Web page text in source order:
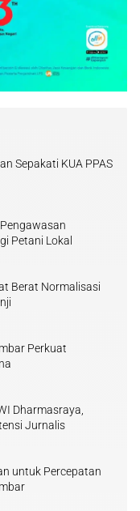
Sepakati KUA PPAS
Petani Lokal
Berat Normalisasi
Perkuat
Dharmasraya,
Jurnalis
untuk Percepatan